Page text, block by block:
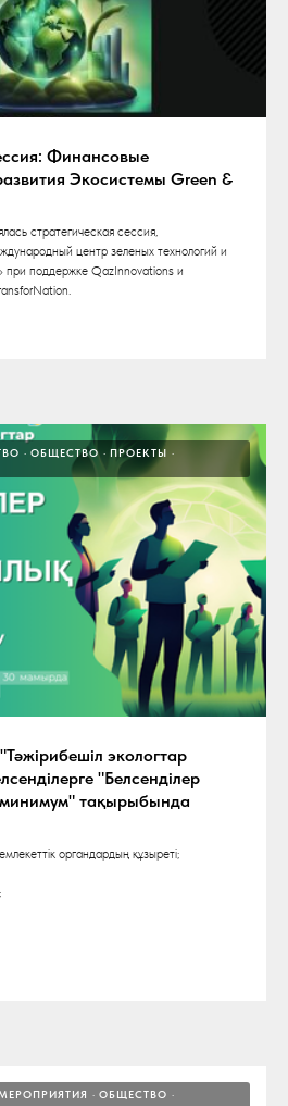
Финансовые
Экосистемы Green &
стратегическая сессия,
центр зеленых технологий и
при поддержке QazInnovations и
ОБЩЕСТВО
ПРОЕКТЫ
экологтар
"Белсенділер
минимум" тақырыбында
органдардың құзыреті;
ОБЩЕСТВО